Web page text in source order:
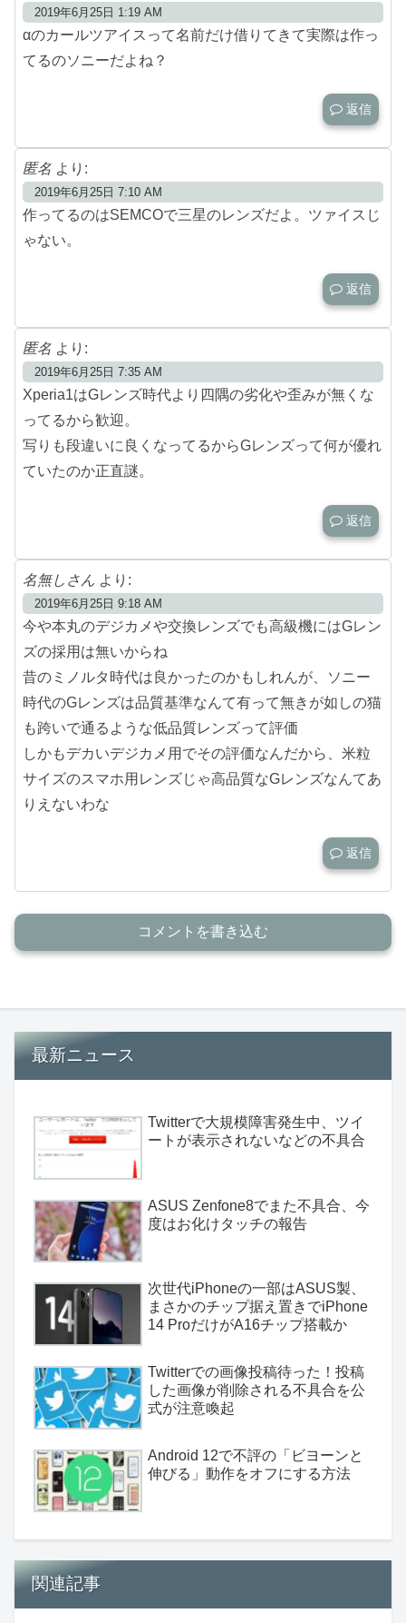
2019年6月25日 1:19 AM
αのカールツアイスって名前だけ借りてきて実際は作っ
てるのソニーだよね？
返信
匿名 より:
2019年6月25日 7:10 AM
作ってるのはSEMCOで三星のレンズだよ。ツァイスじ
ゃない。
返信
匿名 より:
2019年6月25日 7:35 AM
Xperia1はGレンズ時代より四隅の劣化や歪みが無くな
ってるから歓迎。
写りも段違いに良くなってるからGレンズって何が優れ
ていたのか正直謎。
返信
名無しさん より:
2019年6月25日 9:18 AM
今や本丸のデジカメや交換レンズでも高級機にはGレン
ズの採用は無いからね
昔のミノルタ時代は良かったのかもしれんが、ソニー
時代のGレンズは品質基準なんて有って無きが如しの猫
も跨いで通るような低品質レンズって評価
しかもデカいデジカメ用でその評価なんだから、米粒
サイズのスマホ用レンズじゃ高品質なGレンズなんてあ
りえないわな
返信
コメントを書き込む
最新ニュース
Twitterで大規模障害発生中、ツイ
ートが表示されないなどの不具合
ASUS Zenfone8でまた不具合、今
度はお化けタッチの報告
次世代iPhoneの一部はASUS製、
まさかのチップ据え置きでiPhone
14 ProだけがA16チップ搭載か
Twitterでの画像投稿待った！投稿
した画像が削除される不具合を公
式が注意喚起
Android 12で不評の「ビヨーンと
伸びる」動作をオフにする方法
関連記事